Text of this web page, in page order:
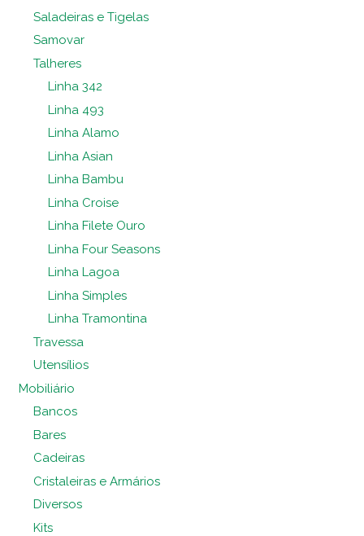
Saladeiras e Tigelas
Samovar
Talheres
Linha 342
Linha 493
Linha Alamo
Linha Asian
Linha Bambu
Linha Croise
Linha Filete Ouro
Linha Four Seasons
Linha Lagoa
Linha Simples
Linha Tramontina
Travessa
Utensílios
Mobiliário
Bancos
Bares
Cadeiras
Cristaleiras e Armários
Diversos
Kits